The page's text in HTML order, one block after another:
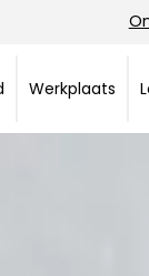
Werkplaats